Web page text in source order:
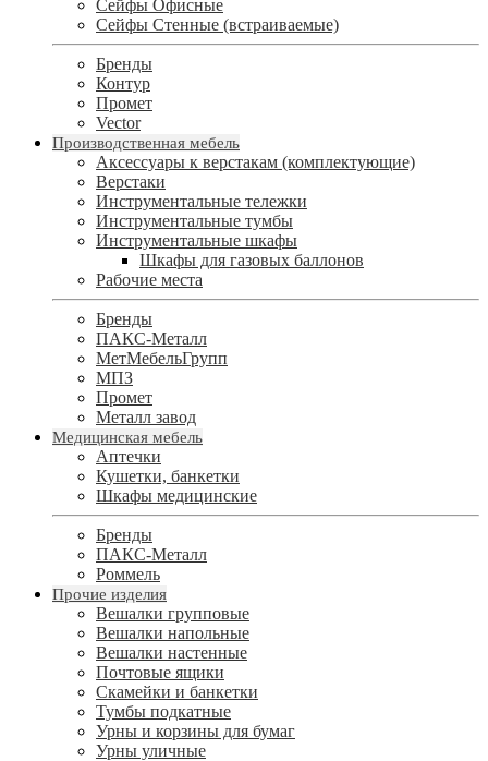
Сейфы Офисные
Сейфы Стенные (встраиваемые)
Бренды
Контур
Промет
Vector
Производственная мебель
Аксессуары к верстакам (комплектующие)
Верстаки
Инструментальные тележки
Инструментальные тумбы
Инструментальные шкафы
Шкафы для газовых баллонов
Рабочие места
Бренды
ПАКС-Металл
МетМебельГрупп
МПЗ
Промет
Металл завод
Медицинская мебель
Аптечки
Кушетки, банкетки
Шкафы медицинские
Бренды
ПАКС-Металл
Роммель
Прочие изделия
Вешалки групповые
Вешалки напольные
Вешалки настенные
Почтовые ящики
Скамейки и банкетки
Тумбы подкатные
Урны и корзины для бумаг
Урны уличные